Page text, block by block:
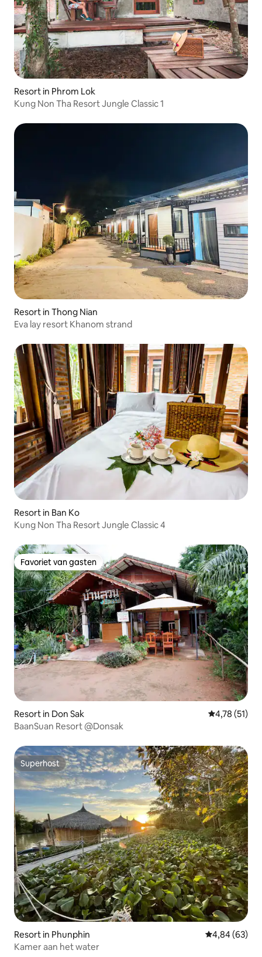
Resort in Phrom Lok
Kung Non Tha Resort Jungle Classic 1
Resort in Thong Nian
Eva lay resort Khanom strand
Resort in Ban Ko
Kung Non Tha Resort Jungle Classic 4
Favoriet van gasten
Favoriet van gasten
Resort in Don Sak Gemiddelde
4,78 (51)
BaanSuan Resort @Donsak
Superhost
Superhost
Resort in Phunphin Gemiddelde
4,84 (63)
Kamer aan het water